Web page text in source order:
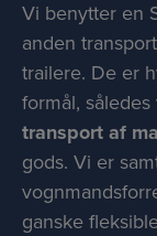
Vi benytter en
anden
trailere. De er
formål,
transport af
gods. Vi er
ganske